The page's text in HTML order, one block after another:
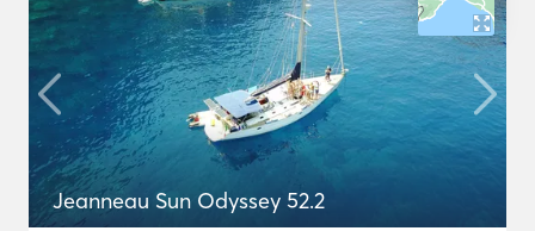
Jeanneau Sun Odyssey 52.2